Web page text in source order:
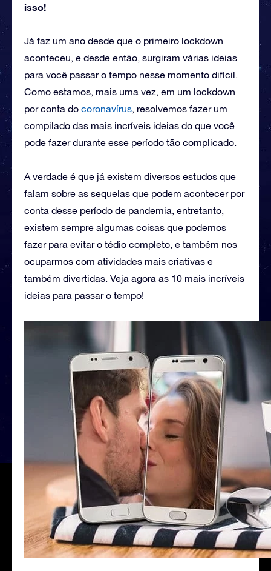
isso!
Já faz um ano desde que o primeiro lockdown
aconteceu, e desde então, surgiram várias ideias
para você passar o tempo nesse momento difícil.
Como estamos, mais uma vez, em um lockdown
por conta do coronavírus, resolvemos fazer um
compilado das mais incríveis ideias do que você
pode fazer durante esse período tão complicado.
A verdade é que já existem diversos estudos que
falam sobre as sequelas que podem acontecer por
conta desse período de pandemia, entretanto,
existem sempre algumas coisas que podemos
fazer para evitar o tédio completo, e também nos
ocuparmos com atividades mais criativas e
também divertidas. Veja agora as 10 mais incríveis
ideias para passar o tempo!